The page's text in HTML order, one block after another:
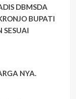
DBMSDA
BUPATI
SESUAI
NYA.